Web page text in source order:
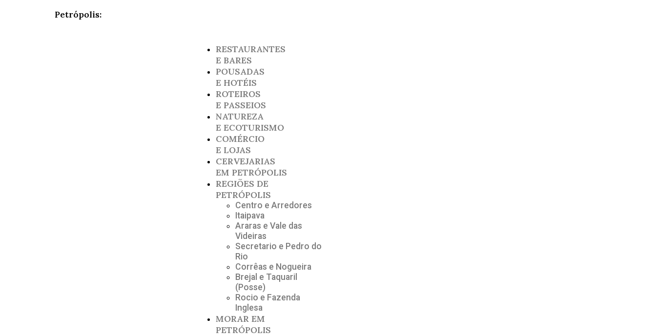
Petrópolis:
RESTAURANTES
E BARES
POUSADAS
E HOTÉIS
ROTEIROS
E PASSEIOS
NATUREZA
E ECOTURISMO
COMÉRCIO
E LOJAS
CERVEJARIAS
EM PETRÓPOLIS
REGIÕES DE
PETRÓPOLIS
Centro e Arredores
Itaipava
Araras e Vale das
Videiras
Secretario e Pedro do
Rio
Corrêas e Nogueira
Brejal e Taquaril
(Posse)
Rocio e Fazenda
Inglesa
MORAR EM
PETRÓPOLIS